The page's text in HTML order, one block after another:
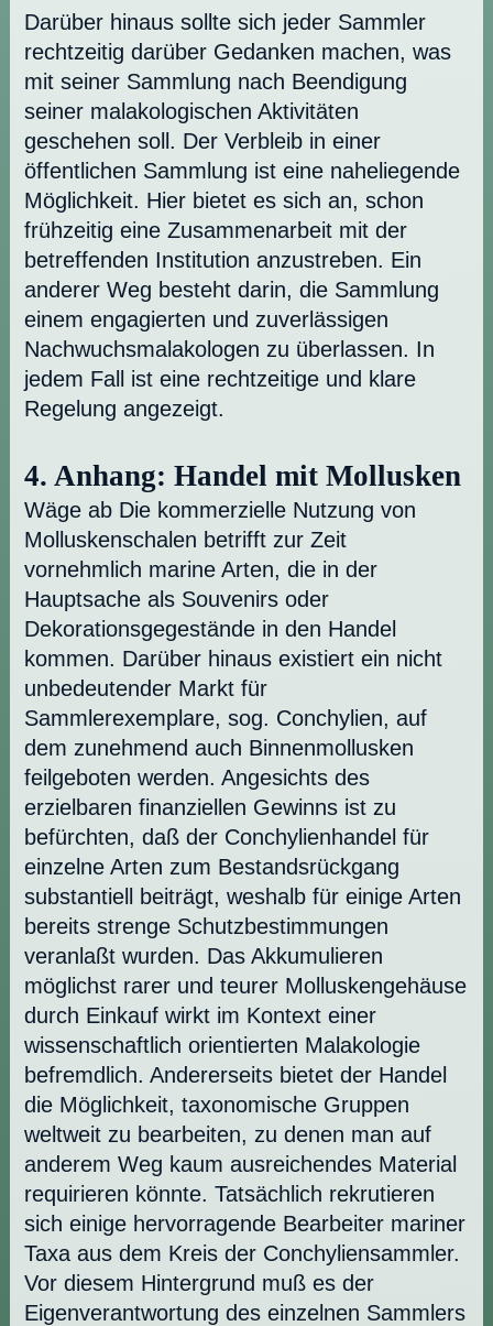
Darüber hinaus sollte sich jeder Sammler
rechtzeitig darüber Gedanken machen, was
mit seiner Sammlung nach Beendigung
seiner malakologischen Aktivitäten
geschehen soll. Der Verbleib in einer
öffentlichen Sammlung ist eine naheliegende
Möglichkeit. Hier bietet es sich an, schon
frühzeitig eine Zusammenarbeit mit der
betreffenden Institution anzustreben. Ein
anderer Weg besteht darin, die Sammlung
einem engagierten und zuverlässigen
Nachwuchsmalakologen zu überlassen. In
jedem Fall ist eine rechtzeitige und klare
Regelung angezeigt.
4. Anhang: Handel mit Mollusken
Wäge ab Die kommerzielle Nutzung von
Molluskenschalen betrifft zur Zeit
vornehmlich marine Arten, die in der
Hauptsache als Souvenirs oder
Dekorationsgegestände in den Handel
kommen. Darüber hinaus existiert ein nicht
unbedeutender Markt für
Sammlerexemplare, sog. Conchylien, auf
dem zunehmend auch Binnenmollusken
feilgeboten werden. Angesichts des
erzielbaren finanziellen Gewinns ist zu
befürchten, daß der Conchylienhandel für
einzelne Arten zum Bestandsrückgang
substantiell beiträgt, weshalb für einige Arten
bereits strenge Schutzbestimmungen
veranlaßt wurden. Das Akkumulieren
möglichst rarer und teurer Molluskengehäuse
durch Einkauf wirkt im Kontext einer
wissenschaftlich orientierten Malakologie
befremdlich. Andererseits bietet der Handel
die Möglichkeit, taxonomische Gruppen
weltweit zu bearbeiten, zu denen man auf
anderem Weg kaum ausreichendes Material
requirieren könnte. Tatsächlich rekrutieren
sich einige hervorragende Bearbeiter mariner
Taxa aus dem Kreis der Conchyliensammler.
Vor diesem Hintergrund muß es der
Eigenverantwortung des einzelnen Sammlers